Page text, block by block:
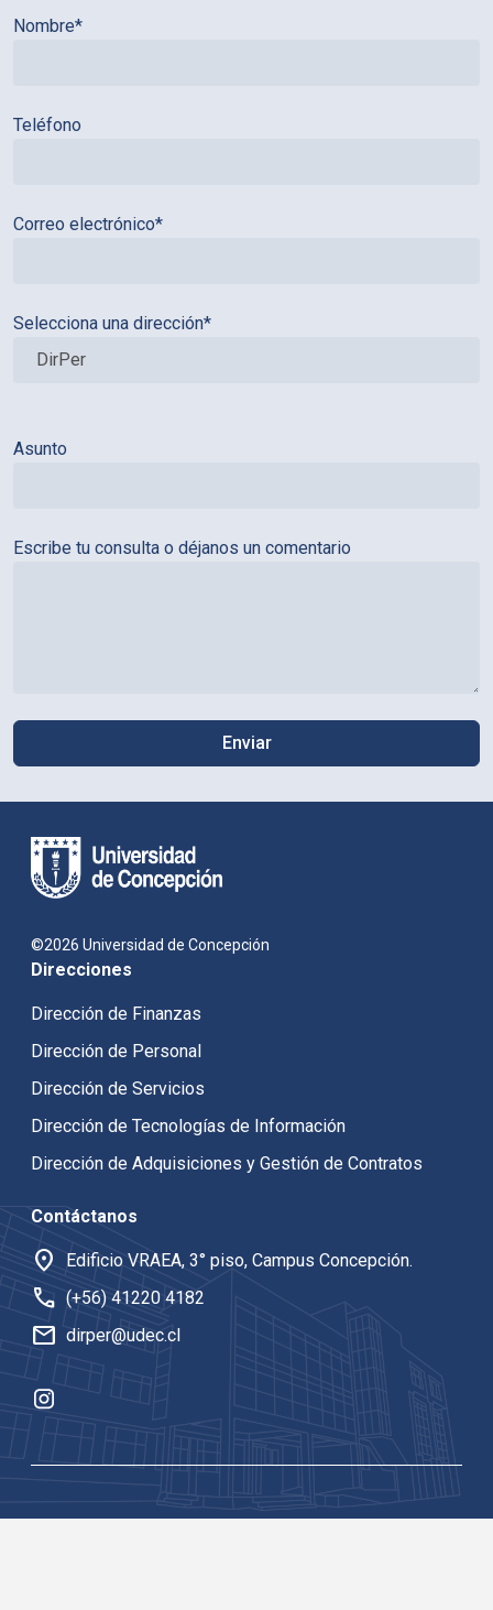
Nombre*
Teléfono
Correo electrónico*
Selecciona una dirección*
Asunto
Escribe tu consulta o déjanos un comentario
Direcciones
Dirección de Finanzas
Dirección de Personal
Dirección de Servicios
Dirección de Tecnologías de Información
Dirección de Adquisiciones y Gestión de Contratos
Contáctanos
location_on Edificio VRAEA, 3° piso, Campus Concepción.
call (+56) 41220 4182
mail dirper@udec.cl
©2026 Universidad de Concepción